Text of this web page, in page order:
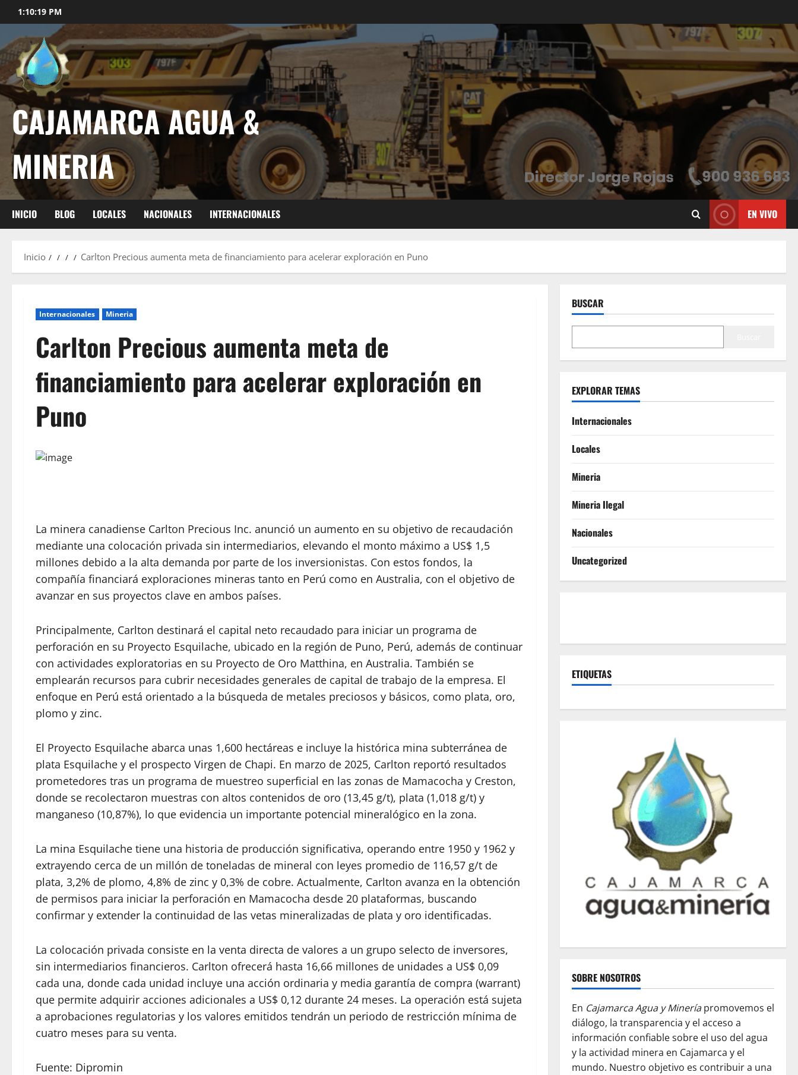
1:10:20 PM
CAJAMARCA AGUA &
MINERIA
INICIO BLOG LOCALES NACIONALES INTERNACIONALES EN VIVO
Inicio Carlton Precious aumenta meta de financiamiento para acelerar exploración en Puno
Internacionales Mineria
Carlton Precious aumenta meta de
financiamiento para acelerar exploración en
Puno
La minera canadiense Carlton Precious Inc. anunció un aumento en su objetivo de recaudación
mediante una colocación privada sin intermediarios, elevando el monto máximo a US$ 1,5
millones debido a la alta demanda por parte de los inversionistas. Con estos fondos, la
compañía financiará exploraciones mineras tanto en Perú como en Australia, con el objetivo de
avanzar en sus proyectos clave en ambos países.
Principalmente, Carlton destinará el capital neto recaudado para iniciar un programa de
perforación en su Proyecto Esquilache, ubicado en la región de Puno, Perú, además de continuar
con actividades exploratorias en su Proyecto de Oro Matthina, en Australia. También se
emplearán recursos para cubrir necesidades generales de capital de trabajo de la empresa. El
enfoque en Perú está orientado a la búsqueda de metales preciosos y básicos, como plata, oro,
plomo y zinc.
El Proyecto Esquilache abarca unas 1,600 hectáreas e incluye la histórica mina subterránea de
plata Esquilache y el prospecto Virgen de Chapi. En marzo de 2025, Carlton reportó resultados
prometedores tras un programa de muestreo superficial en las zonas de Mamacocha y Creston,
donde se recolectaron muestras con altos contenidos de oro (13,45 g/t), plata (1,018 g/t) y
manganeso (10,87%), lo que evidencia un importante potencial mineralógico en la zona.
La mina Esquilache tiene una historia de producción significativa, operando entre 1950 y 1962 y
extrayendo cerca de un millón de toneladas de mineral con leyes promedio de 116,57 g/t de
plata, 3,2% de plomo, 4,8% de zinc y 0,3% de cobre. Actualmente, Carlton avanza en la obtención
de permisos para iniciar la perforación en Mamacocha desde 20 plataformas, buscando
confirmar y extender la continuidad de las vetas mineralizadas de plata y oro identificadas.
La colocación privada consiste en la venta directa de valores a un grupo selecto de inversores,
sin intermediarios financieros. Carlton ofrecerá hasta 16,66 millones de unidades a US$ 0,09
cada una, donde cada unidad incluye una acción ordinaria y media garantía de compra (warrant)
que permite adquirir acciones adicionales a US$ 0,12 durante 24 meses. La operación está sujeta
a aprobaciones regulatorias y los valores emitidos tendrán un periodo de restricción mínima de
cuatro meses para su venta.
Fuente: Dipromin
BUSCAR
EXPLORAR TEMAS
Internacionales
Locales
Mineria
Mineria Ilegal
Nacionales
Uncategorized
ETIQUETAS
SOBRE NOSOTROS
En Cajamarca Agua y Mineríapromovemos el
diálogo, la transparencia y el acceso a
información confiable sobre el uso del agua
y la actividad minera en Cajamarca y el
mundo. Nuestro objetivo es contribuir a una